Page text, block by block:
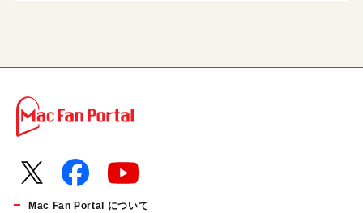
Mac Fan Portal について